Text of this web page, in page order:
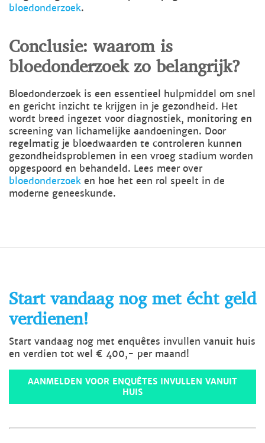
bloedonderzoek.
Conclusie: waarom is
bloedonderzoek zo belangrijk?
Bloedonderzoek is een essentieel hulpmiddel om snel
en gericht inzicht te krijgen in je gezondheid. Het
wordt breed ingezet voor diagnostiek, monitoring en
screening van lichamelijke aandoeningen. Door
regelmatig je bloedwaarden te controleren kunnen
gezondheidsproblemen in een vroeg stadium worden
opgespoord en behandeld. Lees meer over
bloedonderzoek en hoe het een rol speelt in de
moderne geneeskunde.
Start vandaag nog met écht geld
verdienen!
Start vandaag nog met enquêtes invullen vanuit huis
en verdien tot wel € 400,- per maand!
AANMELDEN VOOR ENQUÊTES INVULLEN VANUIT
HUIS